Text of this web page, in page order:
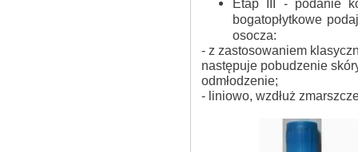
Etap III - podanie
bogatopłytkowe
osocza:
- z zastosowaniem
następuje pobudzenie
odmłodzenie;
- liniowo, wzdłuż